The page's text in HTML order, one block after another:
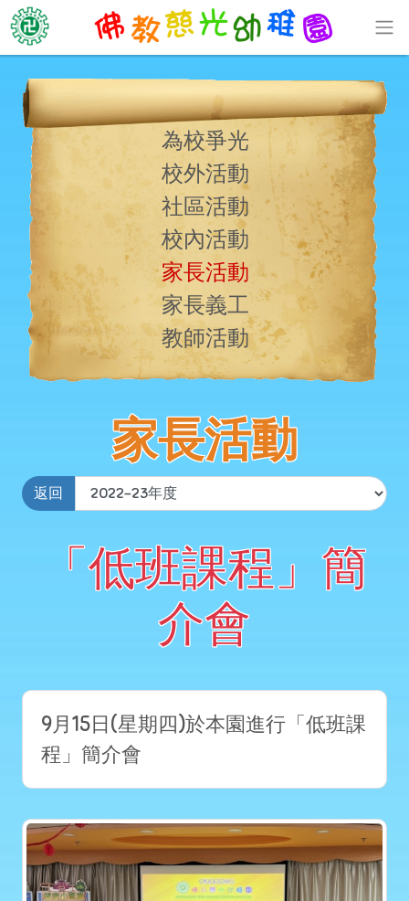
為校爭光
校外活動
社區活動
校內活動
家長活動
家長義工
教師活動
家長活動
返回
「低班課程」簡
介會
9月15日(星期四)於本園進行「低班課
程」簡介會